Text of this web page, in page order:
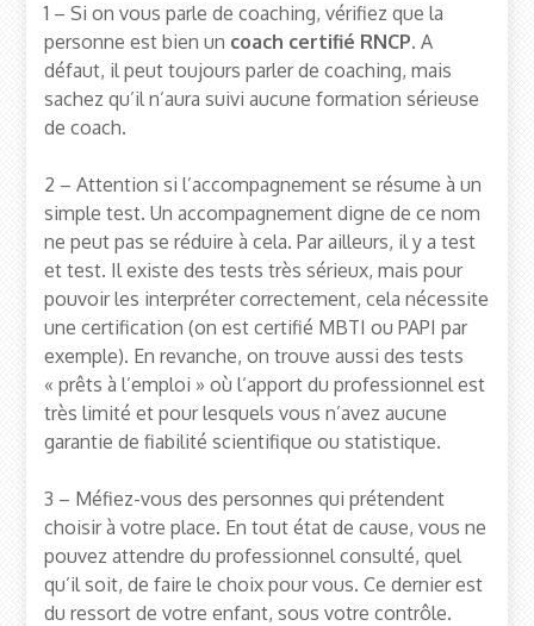
1 – Si on vous parle de coaching, vérifiez que la
personne est bien un coach certifié RNCP. A
défaut, il peut toujours parler de coaching, mais
sachez qu’il n’aura suivi aucune formation sérieuse
de coach.
2 – Attention si l’accompagnement se résume à un
simple test. Un accompagnement digne de ce nom
ne peut pas se réduire à cela. Par ailleurs, il y a test
et test. Il existe des tests très sérieux, mais pour
pouvoir les interpréter correctement, cela nécessite
une certification (on est certifié MBTI ou PAPI par
exemple). En revanche, on trouve aussi des tests
« prêts à l’emploi » où l’apport du professionnel est
très limité et pour lesquels vous n’avez aucune
garantie de fiabilité scientifique ou statistique.
3 – Méfiez-vous des personnes qui prétendent
choisir à votre place. En tout état de cause, vous ne
pouvez attendre du professionnel consulté, quel
qu’il soit, de faire le choix pour vous. Ce dernier est
du ressort de votre enfant, sous votre contrôle.